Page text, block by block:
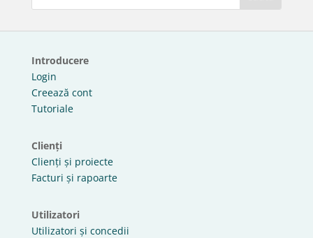
Introducere
Login
Creează cont
Tutoriale
Clienți
Clienți și proiecte
Facturi și rapoarte
Utilizatori
Utilizatori și concedii